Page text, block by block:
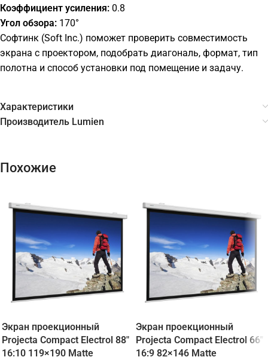
Коэффициент усиления: 0.8
Угол обзора: 170°
Софтинк (Soft Inc.) поможет проверить совместимость
экрана с проектором, подобрать диагональ, формат, тип
полотна и способ установки под помещение и задачу.
Характеристики
Производитель Lumien
Похожие
Экран проекционный
Projecta Compact Electrol 88″
16:10 119×190 Matte
Экран проекционный
Projecta Compact Electrol 66″
16:9 82×146 Matte